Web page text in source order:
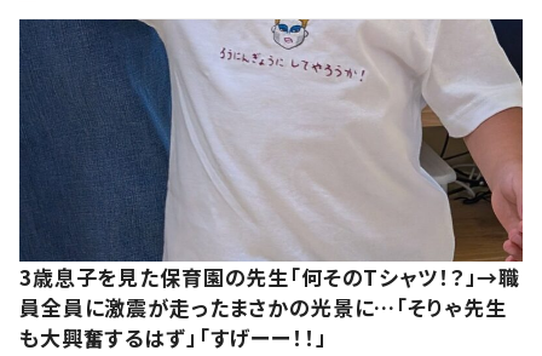
3歳息子を見た保育園の先生「何そのTシャツ！？」→職
員全員に激震が走ったまさかの光景に…「そりゃ先生
も大興奮するはず」「すげーー！！」